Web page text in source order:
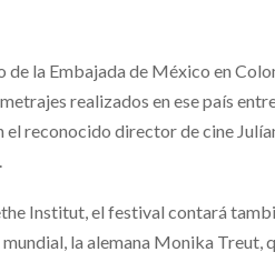
de la Embajada de México en
realizados en ese país
reconocido director de cine
Institut, el festival contará
la alemana Monika Treut,